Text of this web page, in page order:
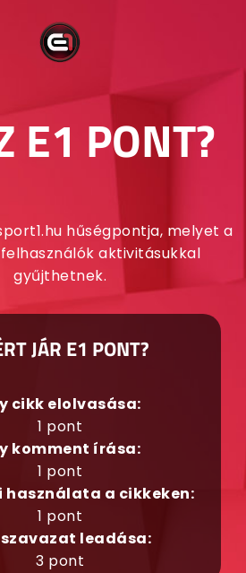
E1 PONT?
hűségpontja, melyet a
aktivitásukkal
gyűjthetnek.
JÁR E1 PONT?
cikk elolvasása:
1 pont
komment írása:
1 pont
használata a cikkeken:
1 pont
szavazat leadása:
3 pont